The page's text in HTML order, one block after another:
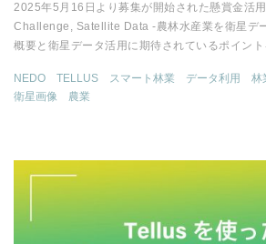
2025年5月16日より募集が開始された懸賞金活
Challenge, Satellite Data -農林水産業を衛星デ
概要と衛星データ活用に期待されているポイント
NEDO TELLUS スマート林業 データ利用 林
衛星画像
農業